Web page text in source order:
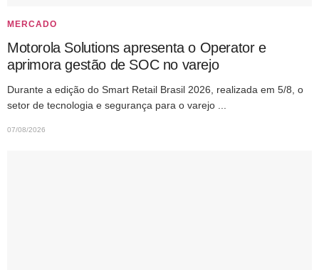
MERCADO
Motorola Solutions apresenta o Operator e
aprimora gestão de SOC no varejo
Durante a edição do Smart Retail Brasil 2026, realizada em 5/8, o
setor de tecnologia e segurança para o varejo ...
07/08/2026